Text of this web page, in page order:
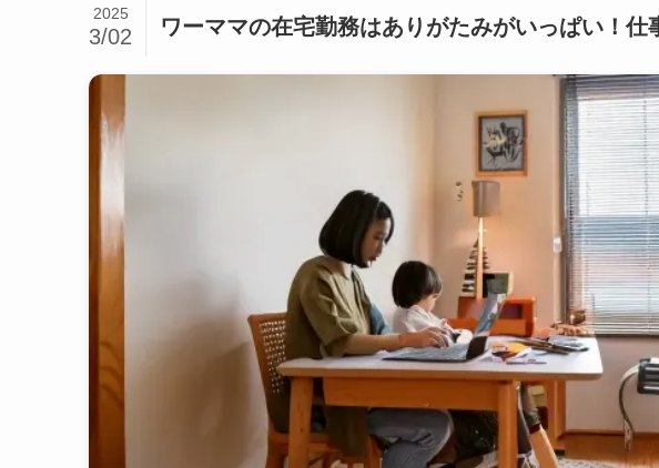
ワーママの在宅勤務はありがたみがいっぱい！仕
2025
3/02